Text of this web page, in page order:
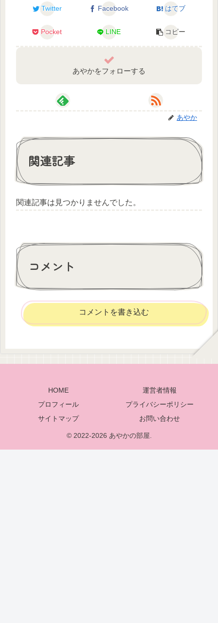
Twitter Facebook はてブ
Pocket LINE コピー
あやかをフォローする
あやか
関連記事
関連記事は見つかりませんでした。
コメント
コメントを書き込む
HOME
運営者情報
プロフィール
プライバシーポリシー
サイトマップ
お問い合わせ
© 2022-2026 あやかの部屋.